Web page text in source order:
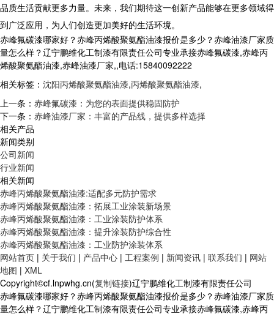
品质生活贡献更多力量。未来，我们期待这一创新产品能够在更多领域得
到广泛应用，为人们创造更加美好的生活环境。
赤峰氟碳漆哪家好？赤峰丙烯酸聚氨酯油漆报价是多少？赤峰油漆厂家质
量怎么样？辽宁鹏维化工制漆有限责任公司专业承接赤峰氟碳漆,赤峰丙
烯酸聚氨酯油漆,赤峰油漆厂家,,电话:15840092222
相关标签： 沈阳丙烯酸聚氨酯油漆,丙烯酸聚氨酯油漆,
上一条： 赤峰氟碳漆：为您的表面提供稳固防护
下一条： 赤峰油漆厂家：丰富的产品线，提供多样选择
相关产品
新闻类别
公司新闻
行业新闻
相关新闻
赤峰丙烯酸聚氨酯油漆:适配多元防护需求
赤峰丙烯酸聚氨酯油漆：拓展工业涂装新场景
赤峰丙烯酸聚氨酯油漆：工业涂装防护体系
赤峰丙烯酸聚氨酯油漆：提升涂装防护综合性
赤峰丙烯酸聚氨酯油漆：工业防护涂装体系
网站首页 | 关于我们 | 产品中心 | 工程案例 | 新闻资讯 | 联系我们 | 网站
地图 | XML
Copyright©cf.lnpwhg.cn(复制链接)辽宁鹏维化工制漆有限责任公司
赤峰氟碳漆哪家好？赤峰丙烯酸聚氨酯油漆报价是多少？赤峰油漆厂家质
量怎么样？辽宁鹏维化工制漆有限责任公司专业承接赤峰氟碳漆,赤峰丙